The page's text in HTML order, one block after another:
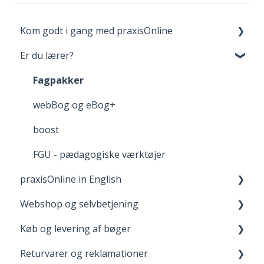
Kom godt i gang med praxisOnline
Opret bruger og login
Dine materialer på praxisOnline
Hjælp til tekniske udfordringer
Er du lærer?
Fagpakker
webBog og eBog+
boost
FGU - pædagogiske værktøjer
praxisOnline in English
Manage Your Account
Your Materials on praxisOnline
Help with Technical Issues
Webshop og selvbetjening
Opret bruger og login
Når du handler
Køb og levering af bøger
Levering
Returvarer og reklamationer